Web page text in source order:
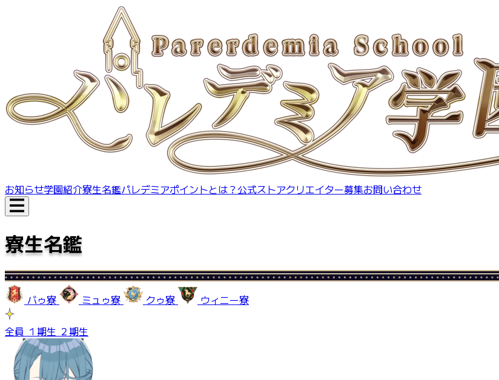
お知らせ学園紹介寮生名鑑パレデミアポイントとは？ 公式ストアクリエイター募集お問い合わせ
寮生名鑑
バゥ寮 ミュゥ寮 クゥ寮 ウィニー寮
全員 １期生 ２期生